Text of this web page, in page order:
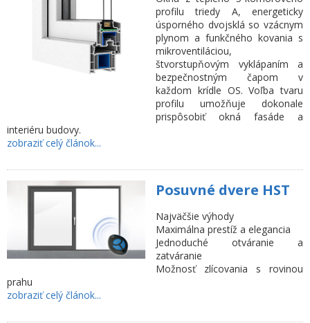
profilu triedy A, energeticky
úsporného dvojsklá so vzácnym
plynom a funkčného kovania s
mikroventiláciou,
štvorstupňovým vyklápaním a
bezpečnostným čapom v
každom krídle OS. Voľba tvaru
profilu umožňuje dokonale
prispôsobiť okná fasáde a
interiéru budovy.
zobraziť celý článok...
Posuvné dvere HST
Najväčšie výhody
Maximálna prestíž a elegancia
Jednoduché otváranie a
zatváranie
Možnosť zlícovania s rovinou
prahu
zobraziť celý článok...